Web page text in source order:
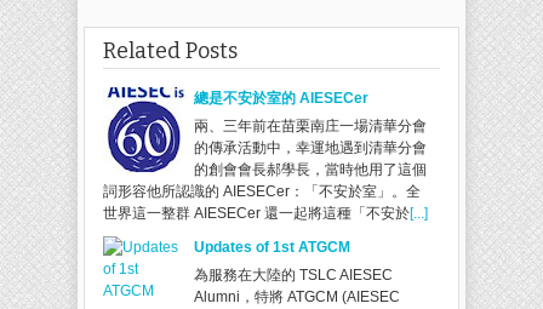
Related Posts
總是不安於室的 AIESECer
兩、三年前在苗栗南庄一場清華分會
的傳承活動中，幸運地遇到清華分會
的創會會長郝學長，當時他用了這個
詞形容他所認識的 AIESECer：「不安於室」。全
世界這一整群 AIESECer 還一起將這種「不安於[...]
Updates of 1st ATGCM
為服務在大陸的 TSLC AIESEC
Alumni，特將 ATGCM (AIESEC